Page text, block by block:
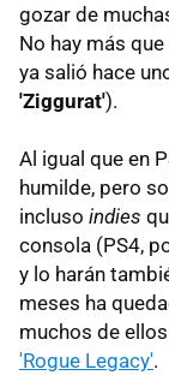
gozar de
No hay más que
ya salió hace
'Ziggurat').
Al igual que en
humilde, pero
incluso indies
consola (PS4,
y lo harán
meses ha
muchos de
'Rogue Legacy'.